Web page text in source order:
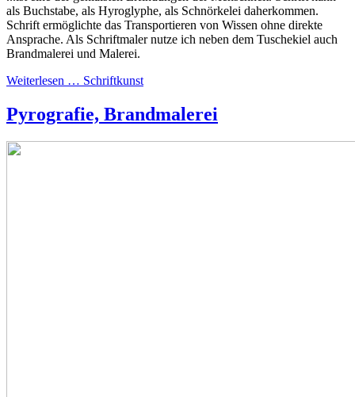
als Buchstabe, als Hyroglyphe, als Schnörkelei daherkommen.
Schrift ermöglichte das Transportieren von Wissen ohne direkte
Ansprache. Als Schriftmaler nutze ich neben dem Tuschekiel auch
Brandmalerei und Malerei.
Weiterlesen … Schriftkunst
Pyrografie, Brandmalerei